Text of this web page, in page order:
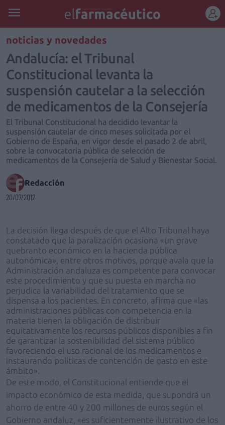
REGÍSTRATE
noticias y novedades
Andalucía: el Tribunal
Constitucional levanta la
suspensión cautelar a la selección
de medicamentos de la Consejería
El Tribunal Constitucional ha decidido levantar la
suspensión cautelar de cinco meses solicitada por el
Gobierno de España, en vigor desde el pasado 2 de abril,
sobre la convocatoria pública de selección de
medicamentos de la Consejería de Salud y Bienestar Social.
Redacción
20/07/2012
La decisión llega después de que el Alto Tribunal haya
constatado que la paralización ocasiona «un grave
quebranto económico en la hacienda pública
autonómica», entre otros motivos, porque avala que la
Administración andaluza es competente para convocar
este procedimiento y que su puesta en marcha no
perjudica la variabilidad del tratamiento que se
dispensa a los pacientes. En concreto, afirma que «las
administraciones públicas con competencia en la
materia tienen la obligación de distribuir
equitativamente los recursos públicos disponibles a fin
de garantizar la sostenibilidad del sistema público
favoreciendo el uso racional de los medicamentos e
instaurando políticas de contención de gasto en este
ámbito».
De este modo, el Constitucional entiende que el
impacto económico de esta medida, que supondrá un
ahorro de entre 40 y 200 millones de euros según el
Gobierno andaluz, «es suficientemente ilustrativo de los